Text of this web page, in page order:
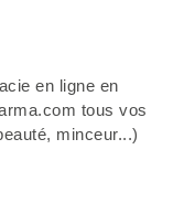
en ligne en
tous vos
minceur...)